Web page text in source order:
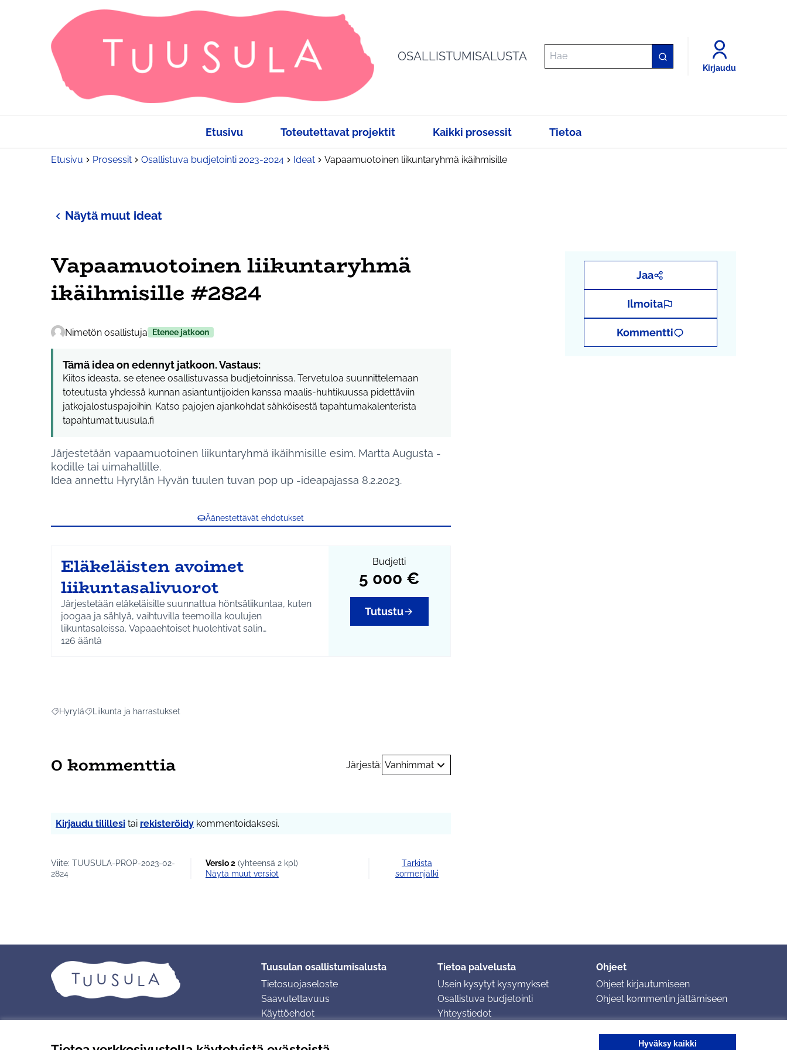
Hyväksy kaikki
OSALLISTUMISALUSTA
Kirjaudu
Etusivu Toteutettavat projektit Kaikki prosessit Tietoa
Etusivu Prosessit Osallistuva budjetointi 2023-2024 Ideat Vapaamuotoinen liikuntaryhmä ikäihmisille
Näytä muut ideat
Vapaamuotoinen liikuntaryhmä
ikäihmisille #2824
Nimetön osallistuja Etenee jatkoon
Tämä idea on edennyt jatkoon. Vastaus:
Kiitos ideasta, se etenee osallistuvassa budjetoinnissa. Tervetuloa suunnittelemaan
toteutusta yhdessä kunnan asiantuntijoiden kanssa maalis-huhtikuussa pidettäviin
jatkojalostuspajoihin. Katso pajojen ajankohdat sähköisestä tapahtumakalenterista
tapahtumat.tuusula.fi
Järjestetään vapaamuotoinen liikuntaryhmä ikäihmisille esim. Martta Augusta -
kodille tai uimahallille.
Idea annettu Hyrylän Hyvän tuulen tuvan pop up -ideapajassa 8.2.2023.
Äänestettävät ehdotukset
Eläkeläisten avoimet
liikuntasalivuorot
Järjestetään eläkeläisille suunnattua höntsäliikuntaa, kuten
joogaa ja sählyä, vaihtuvilla teemoilla koulujen
liikuntasaleissa. Vapaaehtoiset huolehtivat salin
avaamisesta.
126 ääntä
Budjetti
5 000 €
Tutustu
Rajaa tulokset aihepiirin mukaan: Hyrylä
Hyrylä Rajaa tulokset teeman mukaan: Liikunta ja harrastukset
Liikunta ja harrastukset
Jaa
Ilmoita
Kommentti
0 kommenttia Järjestä: Vanhimmat
Kirjaudu tilillesi tai rekisteröidy kommentoidaksesi.
Viite: TUUSULA-PROP-2023-02-
2824
Versio 2(yhteensä 2 kpl)
näytä muut versiot
Tarkista
sormenjälki
Tuusulan osallistumisalusta
Tietosuojaseloste
Saavutettavuus
Käyttöehdot
Tietoa palvelusta
Usein kysytyt kysymykset
Osallistuva budjetointi
Yhteystiedot
Ohjeet
Ohjeet kirjautumiseen
Ohjeet kommentin jättämiseen